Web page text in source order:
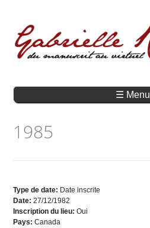
☰ Menu
1985
Type de date: Date inscrite
Date:27/12/1982
Inscription du lieu:Oui
Pays:Canada